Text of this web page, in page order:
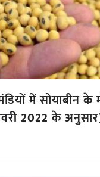
में सोयाबीन के
2022 के